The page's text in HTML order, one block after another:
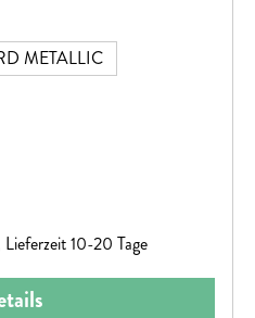
METALLIC
10-20 Tage